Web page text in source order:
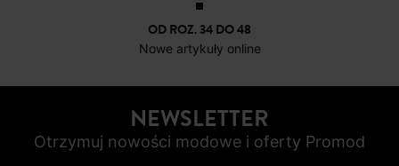
OD ROZ. 34 DO 48
Nowe artykuły online
NEWSLETTER
Otrzymuj nowości modowe i oferty Promod